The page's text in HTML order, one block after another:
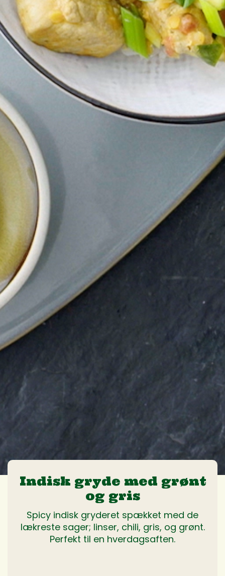
Indisk gryde med grønt
og gris
Spicy indisk gryderet spækket med de
lækreste sager; linser, chili, gris, og grønt.
Perfekt til en hverdagsaften.